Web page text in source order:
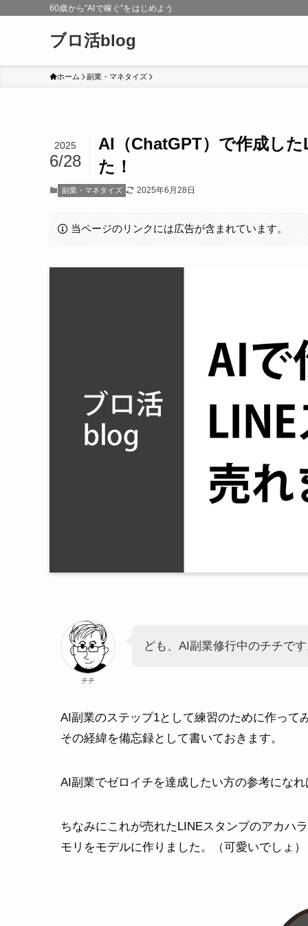
60歳から”AIで稼ぐ”をはじめよう
ブロ活blog
ホーム 副業・マネタイズ
AI（ChatGPT）で作成し
た！
2025
6/28
副業・マネタイズ 2025年6月28日
当ページのリンクには広告が含まれています。
チチ
ども、AI副業修行中のチチで
AI副業のステップ1として練習のために作って
その経緯を備忘録として書いておきます。
AI副業でゼロイチを達成したい方の参考にな
ちなみにこれが売れたLINEスタンプのアカハ
モリをモデルに作りました。（可愛いでしょ）